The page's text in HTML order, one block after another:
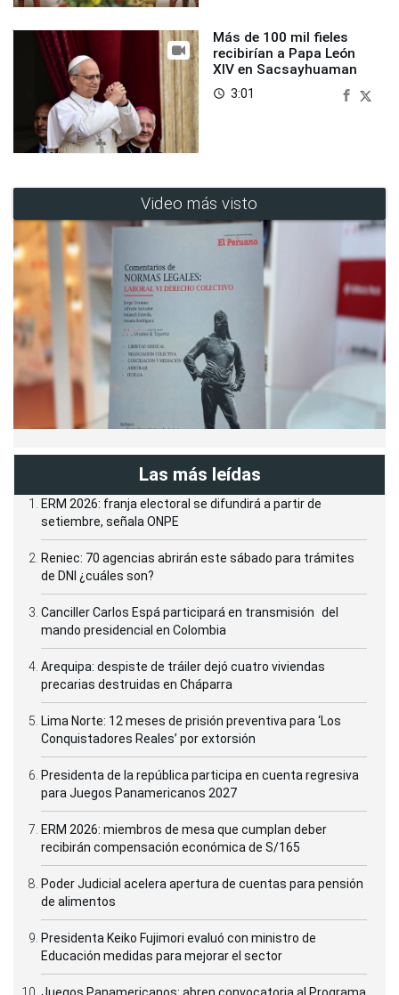
Más de 100 mil fieles
recibirían a Papa León
XIV en Sacsayhuaman
access_time 3:01
Video más visto
Las más leídas
ERM 2026: franja electoral se difundirá a partir de
setiembre, señala ONPE
Reniec: 70 agencias abrirán este sábado para trámites
de DNI ¿cuáles son?
Canciller Carlos Espá participará en transmisión del
mando presidencial en Colombia
Arequipa: despiste de tráiler dejó cuatro viviendas
precarias destruidas en Cháparra
Lima Norte: 12 meses de prisión preventiva para ‘Los
Conquistadores Reales’ por extorsión
Presidenta de la república participa en cuenta regresiva
para Juegos Panamericanos 2027
ERM 2026: miembros de mesa que cumplan deber
recibirán compensación económica de S/165
Poder Judicial acelera apertura de cuentas para pensión
de alimentos
Presidenta Keiko Fujimori evaluó con ministro de
Educación medidas para mejorar el sector